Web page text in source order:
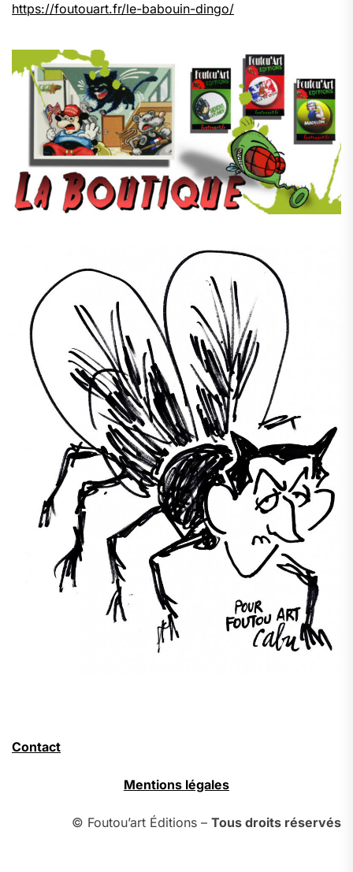
https://foutouart.fr/le-babouin-dingo/
Contact
Mentions légales
© Foutou’art Éditions – Tous droits réservés